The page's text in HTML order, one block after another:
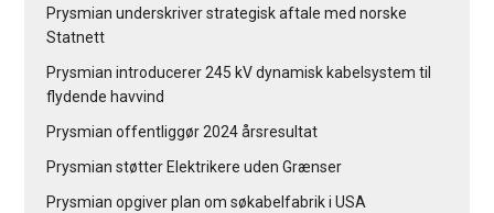
Prysmian underskriver strategisk aftale med norske
Statnett
Prysmian introducerer 245 kV dynamisk kabelsystem til
flydende havvind
Prysmian offentliggør 2024 årsresultat
Prysmian støtter Elektrikere uden Grænser
Prysmian opgiver plan om søkabelfabrik i USA